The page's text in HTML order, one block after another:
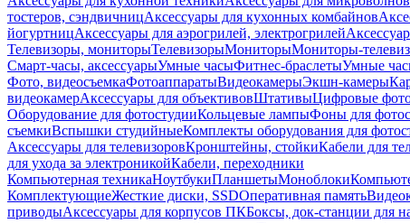
тостеров, сэндвичницАксессуары для кухонных комбайнов
йогуртницАксессуары для аэрогрилей, электрогрилей
Телевизоры, мониторыТелевизорыМониторыМониторы-
Смарт-часы, аксессуарыУмные часыФитнес-браслетыУмные
Фото, видеосъемкаФотоаппаратыВидеокамерыЭкшн-камеры
видеокамерАксессуары для объективовШтативыЦифровые
Оборудование для фотостудииКольцевые лампыФоны для
съемкиВспышки студийныеКомплекты оборудования для
Аксессуары для телевизоровКронштейны, стойкиКабели для
для ухода за электроникойКабели, переходники
Компьютерная техникаНоутбукиПланшетыМоноблоки
КомплектующиеЖесткие диски, SSDОперативная память
приводыАксессуары для корпусов ПКБоксы, док-станции для